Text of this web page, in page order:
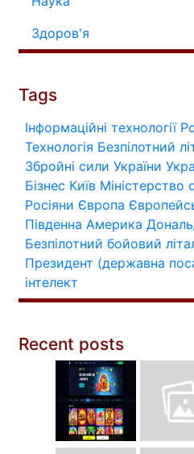
Здоров'я
Tags
Інформаційні технології
Технологія Безпілотний
Збройні сили України
Бізнес Київ Міністерство
Росіяни Європа
Південна Америка
Безпілотний бойовий
Президент (державна
інтелект
Recent posts